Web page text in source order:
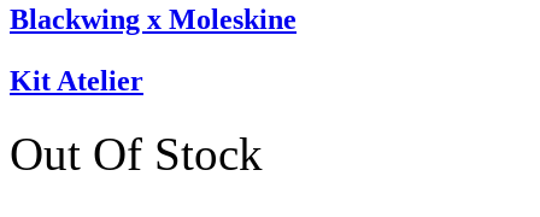
Blackwing x Moleskine
Kit Atelier
Out Of Stock